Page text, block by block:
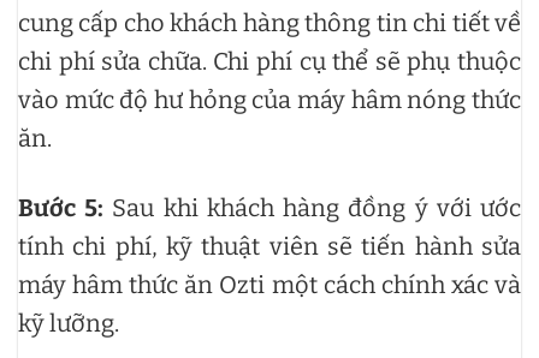
cung cấp cho khách hàng thông tin chi tiết về
chi phí sửa chữa. Chi phí cụ thể sẽ phụ thuộc
vào mức độ hư hỏng của máy hâm nóng thức
ăn.
Bước 5: Sau khi khách hàng đồng ý với ước
tính chi phí, kỹ thuật viên sẽ tiến hành sửa
máy hâm thức ăn Ozti một cách chính xác và
kỹ lưỡng.